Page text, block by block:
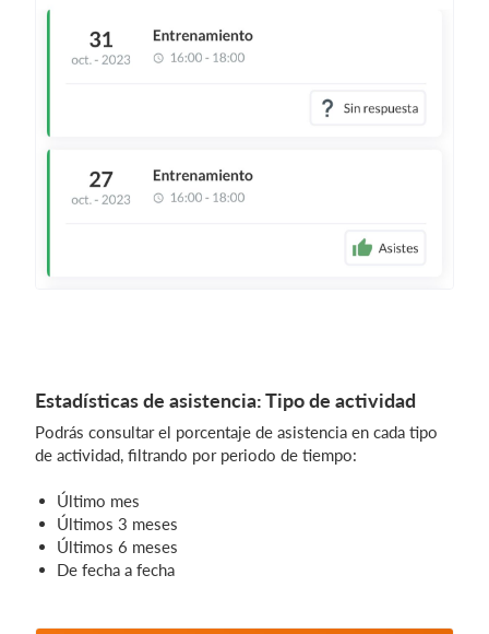
Estadísticas de asistencia: Tipo de actividad
Podrás consultar el porcentaje de asistencia en cada tipo
de actividad, filtrando por periodo de tiempo:
Último mes
Últimos 3 meses
Últimos 6 meses
De fecha a fecha